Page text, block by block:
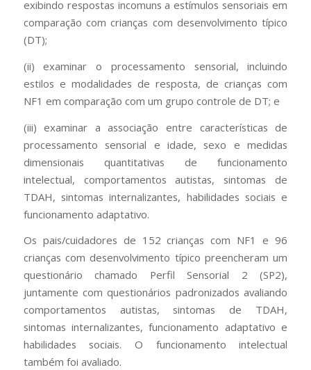
exibindo respostas incomuns a estímulos sensoriais em
comparação com crianças com desenvolvimento típico
(DT);
(ii) examinar o processamento sensorial, incluindo
estilos e modalidades de resposta, de crianças com
NF1 em comparação com um grupo controle de DT; e
(iii) examinar a associação entre características de
processamento sensorial e idade, sexo e medidas
dimensionais quantitativas de funcionamento
intelectual, comportamentos autistas, sintomas de
TDAH, sintomas internalizantes, habilidades sociais e
funcionamento adaptativo.
Os pais/cuidadores de 152 crianças com NF1 e 96
crianças com desenvolvimento típico preencheram um
questionário chamado Perfil Sensorial 2 (SP2),
juntamente com questionários padronizados avaliando
comportamentos autistas, sintomas de TDAH,
sintomas internalizantes, funcionamento adaptativo e
habilidades sociais. O funcionamento intelectual
também foi avaliado.